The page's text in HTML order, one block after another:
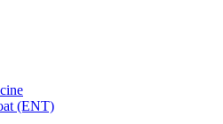
(ENT)